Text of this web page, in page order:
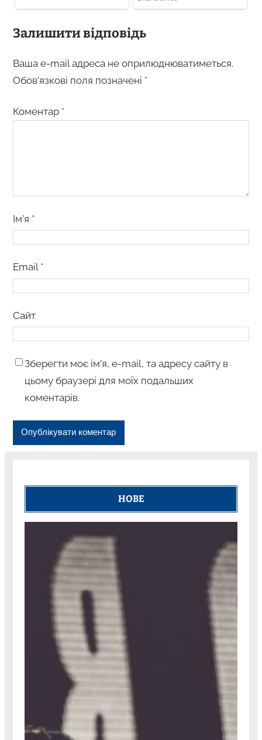
Залишити відповідь
Ваша e-mail адреса не оприлюднюватиметься.
Обов’язкові поля позначені *
Коментар *
Ім’я *
Email *
Сайт
Зберегти моє ім’я, e-mail, та адресу сайту в
цьому браузері для моїх подальших
коментарів.
НОВЕ